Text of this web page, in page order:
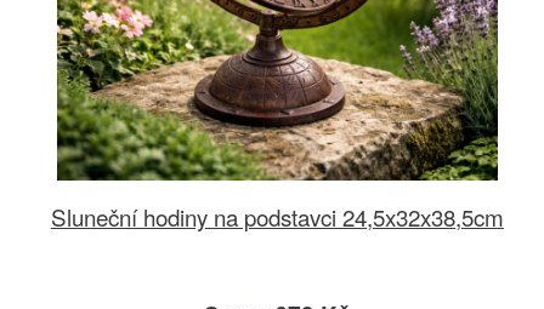
Sluneční hodiny na podstavci 24,5x32x38,5cm